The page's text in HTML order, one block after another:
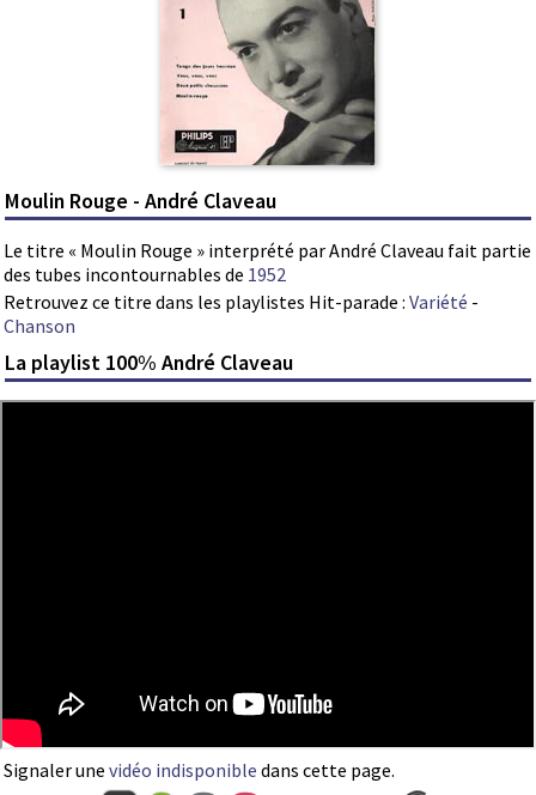
Moulin Rouge - André Claveau
Le titre « Moulin Rouge » interprété par André Claveau fait partie
des tubes incontournables de 1952
Retrouvez ce titre dans les playlistes Hit-parade : Variété -
Chanson
La playlist 100% André Claveau
Signaler une vidéo indisponible dans cette page.